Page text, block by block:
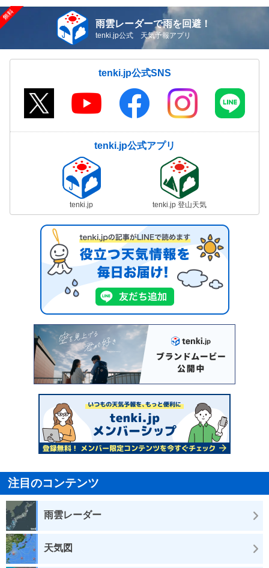
雨雲レーダーで雨を回避！
tenki.jp公式 天気予報アプリ
tenki.jp公式SNS
tenki.jp公式アプリ
tenki.jp tenki.jp 登山天気
注目のコンテンツ
雨雲レーダー
天気図